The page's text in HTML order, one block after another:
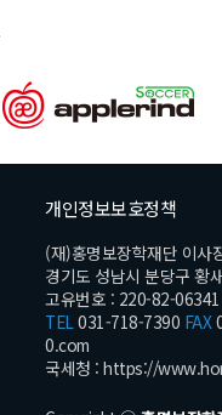
개인정보보호정책
(재)홍명보장학재단 이사
경기도 성남시 분당구 황
고유번호 : 220-82-06341
TEL031-718-7390 FAX
0.com
국세청 : https://